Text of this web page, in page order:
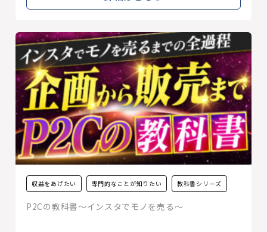
収益をあげたい 専門的なことが知りたい 教科書シリーズ
P2Cの教科書〜インスタでモノを売る〜